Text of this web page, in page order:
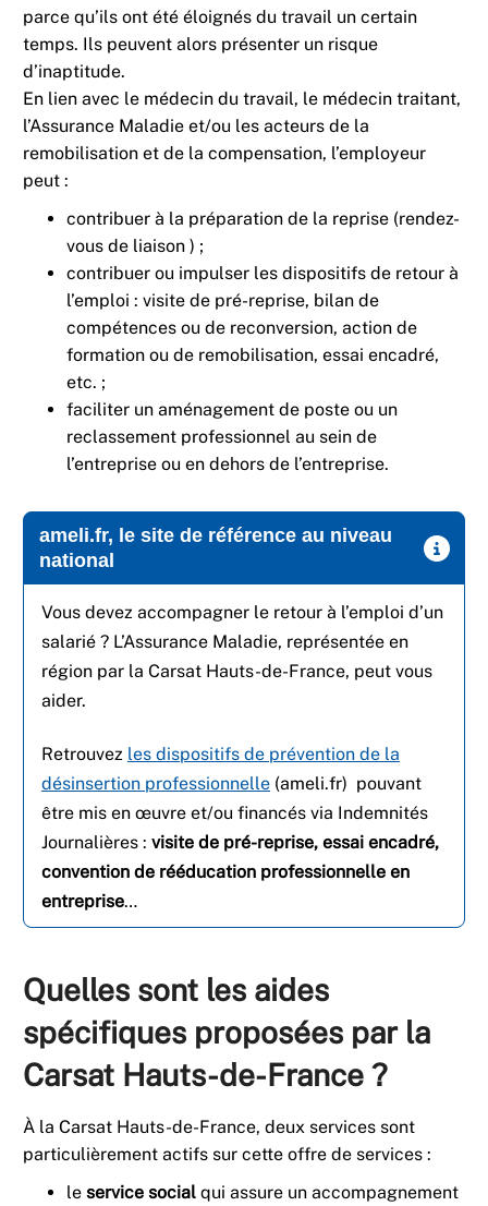
parce qu’ils ont été éloignés du travail un certain
temps. Ils peuvent alors présenter un risque
d’inaptitude.
En lien avec le médecin du travail, le médecin traitant,
l’Assurance Maladie et/ou les acteurs de la
remobilisation et de la compensation, l’employeur
peut :
contribuer à la préparation de la reprise (rendez-
vous de liaison ) ;
contribuer ou impulser les dispositifs de retour à
l’emploi : visite de pré-reprise, bilan de
compétences ou de reconversion, action de
formation ou de remobilisation, essai encadré,
etc. ;
faciliter un aménagement de poste ou un
reclassement professionnel au sein de
l’entreprise ou en dehors de l’entreprise.
ameli.fr, le site de référence au niveau
national
Vous devez accompagner le retour à l’emploi d’un
salarié ? L’Assurance Maladie, représentée en
région par la Carsat Hauts-de-France, peut vous
aider.
Retrouvez les dispositifs de prévention de la
désinsertion professionnelle (ameli.fr) pouvant
être mis en œuvre et/ou financés via Indemnités
Journalières : visite de pré-reprise, essai encadré,
convention de rééducation professionnelle en
entreprise…
Quelles sont les aides
spécifiques proposées par la
Carsat Hauts-de-France ?
À la Carsat Hauts-de-France, deux services sont
particulièrement actifs sur cette offre de services :
le service social qui assure un accompagnement